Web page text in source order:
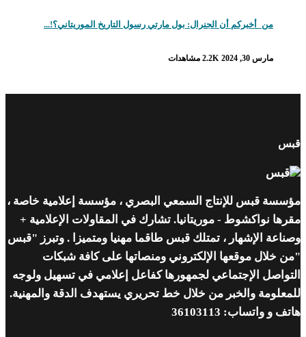
أن الجنرال: بول مارتي رسول التاريخ الموريتاني؟!...
2.2K مشاهدات
للإنتاج السمعي البصري ، مؤسسة إعلامية خاصة ،
- موريتانيا. تشارك في المقاولات الإعلامية +
، تمتلك قبس طاقما مهنيا ومتميزا . وتبرز "قبس
موقعها الإلكتروني ومنصاتها على كافة شبكات
الإجتماعي لجمهورها كفاعل إعلامي في تسهيل ولوجه
والخبر من خلال خط تحريري يستهدف الدقة والمهنية.
36103113